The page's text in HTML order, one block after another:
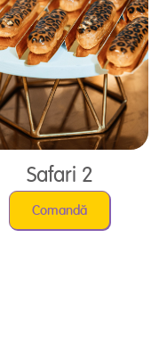
Safari 2
Comandă